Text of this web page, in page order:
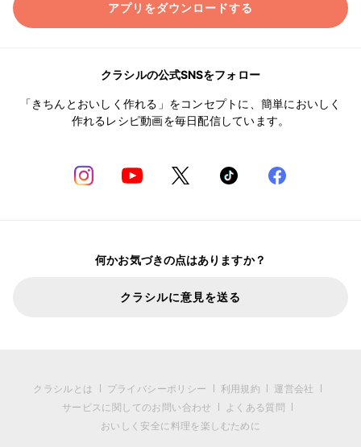
アプリをダウンロードする
クラシルの公式SNSをフォロー
「きちんとおいしく作れる」をコンセプトに、簡単においしく
作れるレシピ動画を毎日配信しています。
何かお気づきの点はありますか？
クラシルに意見を送る
クラシルとは プライバシーポリシー 利用規約
運営会社
サービスに関してのお問い合わせ
よくある質問
おいしく安全に料理を楽しむために